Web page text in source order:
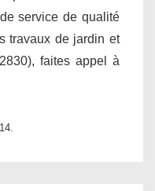
service de qualité
travaux de jardin et
faites appel à